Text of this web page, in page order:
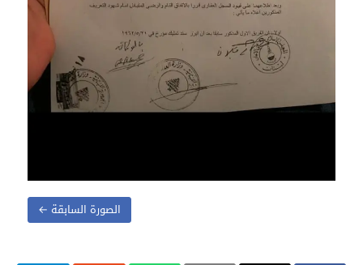
الصورة السابقة ←